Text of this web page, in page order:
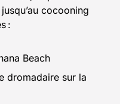
cocooning
:
Beach
dromadaire sur la